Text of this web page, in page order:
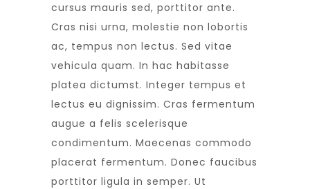
cursus mauris sed, porttitor ante.
Cras nisi urna, molestie non lobortis
ac, tempus non lectus. Sed vitae
vehicula quam. In hac habitasse
platea dictumst. Integer tempus et
lectus eu dignissim. Cras fermentum
augue a felis scelerisque
condimentum. Maecenas commodo
placerat fermentum. Donec faucibus
porttitor ligula in semper. Ut